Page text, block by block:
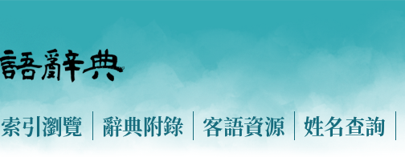
索引瀏覽 辭典附錄 客語資源 姓名查詢